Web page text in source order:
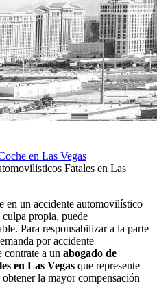
en Las Vegas
Fatales en Las
en un accidente automovilístico
propia, puede
Para responsabilizar a la parte
por accidente
contrate a un abogado de
en Las Vegas que represente
la mayor compensación